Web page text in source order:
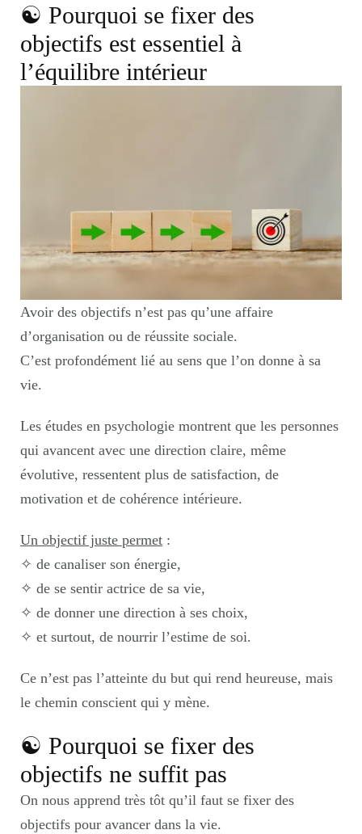
☯︎ Pourquoi se fixer des
objectifs est essentiel à
l’équilibre intérieur
Avoir des objectifs n’est pas qu’une affaire
d’organisation ou de réussite sociale.
C’est profondément lié au sens que l’on donne à sa
vie.
Les études en psychologie montrent que les personnes
qui avancent avec une direction claire, même
évolutive, ressentent plus de satisfaction, de
motivation et de cohérence intérieure.
Un objectif juste permet :
✧ de canaliser son énergie,
✧ de se sentir actrice de sa vie,
✧ de donner une direction à ses choix,
✧ et surtout, de nourrir l’estime de soi.
Ce n’est pas l’atteinte du but qui rend heureuse, mais
le chemin conscient qui y mène.
☯︎ Pourquoi se fixer des
objectifs ne suffit pas
On nous apprend très tôt qu’il faut se fixer des
objectifs pour avancer dans la vie.